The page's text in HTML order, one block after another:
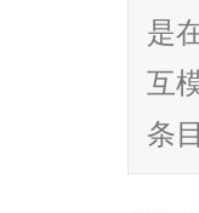
是
互
条